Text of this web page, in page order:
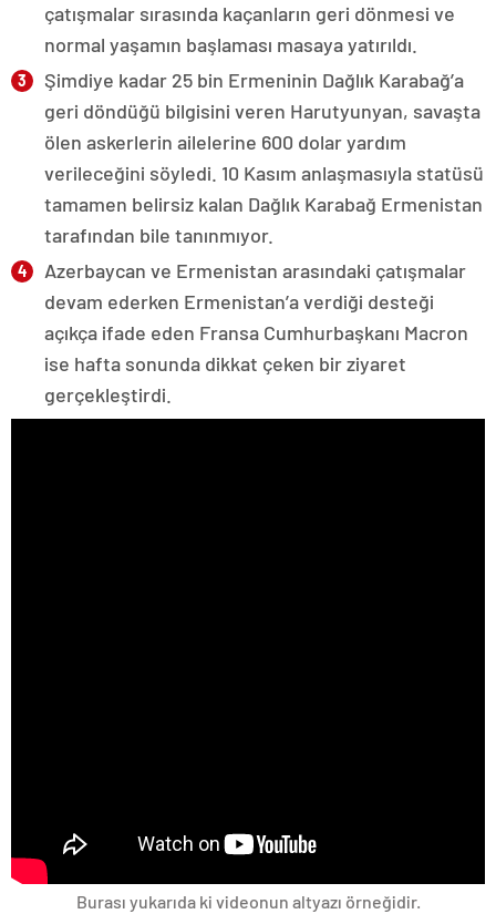
çatışmalar sırasında kaçanların geri dönmesi ve
normal yaşamın başlaması masaya yatırıldı.
Şimdiye kadar 25 bin Ermeninin Dağlık Karabağ’a
geri döndüğü bilgisini veren Harutyunyan, savaşta
ölen askerlerin ailelerine 600 dolar yardım
verileceğini söyledi. 10 Kasım anlaşmasıyla statüsü
tamamen belirsiz kalan Dağlık Karabağ Ermenistan
tarafından bile tanınmıyor.
Azerbaycan ve Ermenistan arasındaki çatışmalar
devam ederken Ermenistan’a verdiği desteği
açıkça ifade eden Fransa Cumhurbaşkanı Macron
ise hafta sonunda dikkat çeken bir ziyaret
gerçekleştirdi.
Burası yukarıda ki videonun altyazı örneğidir.